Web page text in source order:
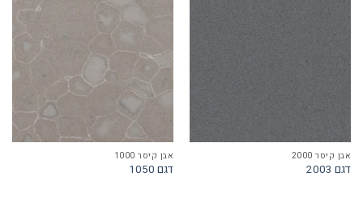
אבן קיסר 2000
דגם 2003
אבן קיסר 1000
דגם 1050